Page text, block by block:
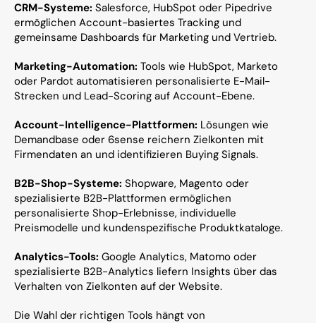
CRM-Systeme: Salesforce, HubSpot oder Pipedrive
ermöglichen Account-basiertes Tracking und
gemeinsame Dashboards für Marketing und Vertrieb.
Marketing-Automation: Tools wie HubSpot, Marketo
oder Pardot automatisieren personalisierte E-Mail-
Strecken und Lead-Scoring auf Account-Ebene.
Account-Intelligence-Plattformen: Lösungen wie
Demandbase oder 6sense reichern Zielkonten mit
Firmendaten an und identifizieren Buying Signals.
B2B-Shop-Systeme: Shopware, Magento oder
spezialisierte B2B-Plattformen ermöglichen
personalisierte Shop-Erlebnisse, individuelle
Preismodelle und kundenspezifische Produktkataloge.
Analytics-Tools: Google Analytics, Matomo oder
spezialisierte B2B-Analytics liefern Insights über das
Verhalten von Zielkonten auf der Website.
Die Wahl der richtigen Tools hängt von